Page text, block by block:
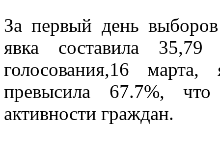
За первый день
явка составила
голосования,16
превысила 67.7%, что
активности граждан.